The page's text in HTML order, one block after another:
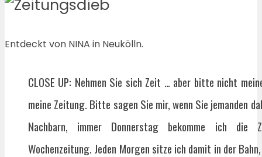
Entdeckt von NINA in Neukölln.
CLOSE UP: Nehmen Sie sich Zeit … aber bitte nicht
meine Zeitung. Bitte sagen Sie mir, wenn Sie jemanden
Nachbarn, immer Donnerstag bekomme ich die
Wochenzeitung. Jeden Morgen sitze ich damit in der